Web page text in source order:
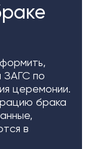
ЗАГС по
церемонии.
брака
в